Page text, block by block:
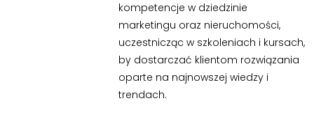
kompetencje w dziedzinie
marketingu oraz nieruchomości,
uczestnicząc w szkoleniach i kursach,
by dostarczać klientom rozwiązania
oparte na najnowszej wiedzy i
trendach.